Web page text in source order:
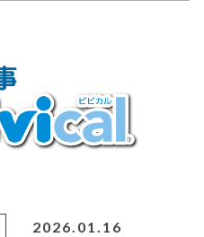
2026.01.16